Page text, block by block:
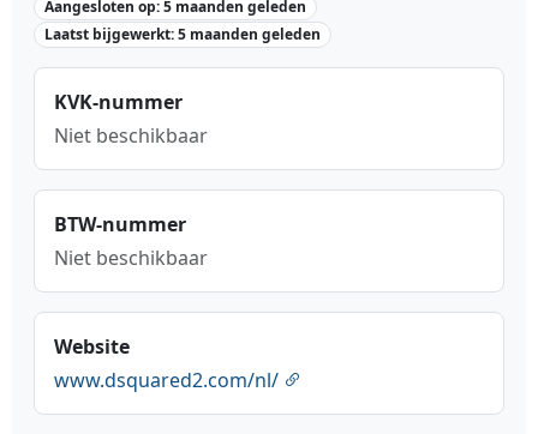
Aangesloten op: 5 maanden geleden
Laatst bijgewerkt: 5 maanden geleden
KVK-nummer
Niet beschikbaar
BTW-nummer
Niet beschikbaar
Website
www.dsquared2.com/nl/